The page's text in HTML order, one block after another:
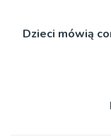
Dzieci mówią